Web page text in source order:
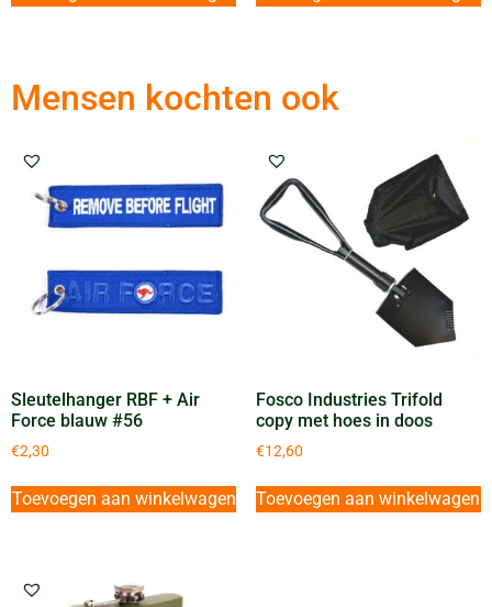
Mensen kochten ook
Sleutelhanger RBF + Air
Force blauw #56
€2,30
Toevoegen aan winkelwagen
Fosco Industries Trifold
copy met hoes in doos
€12,60
Toevoegen aan winkelwagen